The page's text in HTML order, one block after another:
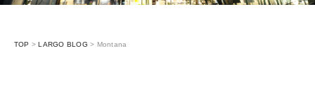
TOP > LARGO BLOG > Montana